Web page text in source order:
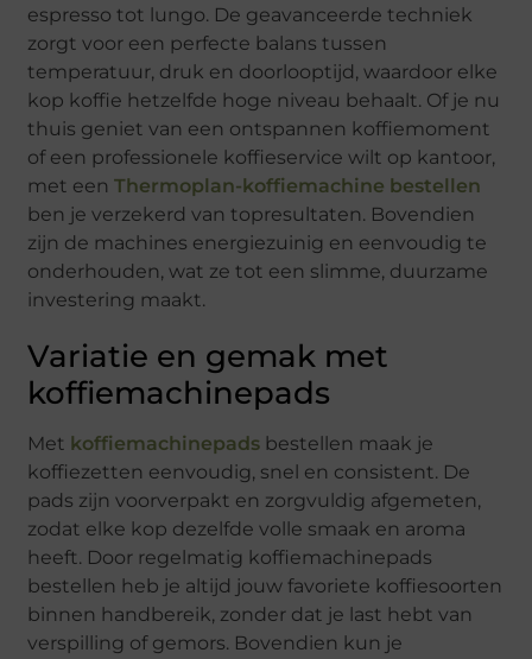
espresso tot lungo. De geavanceerde techniek
zorgt voor een perfecte balans tussen
temperatuur, druk en doorlooptijd, waardoor elke
kop koffie hetzelfde hoge niveau behaalt. Of je nu
thuis geniet van een ontspannen koffiemoment
of een professionele koffieservice wilt op kantoor,
met eenThermoplan-koffiemachine bestellen
ben je verzekerd van topresultaten. Bovendien
zijn de machines energiezuinig en eenvoudig te
onderhouden, wat ze tot een slimme, duurzame
investering maakt.
Variatie en gemak met
koffiemachinepads
Met koffiemachinepads bestellen maak je
koffiezetten eenvoudig, snel en consistent. De
pads zijn voorverpakt en zorgvuldig afgemeten,
zodat elke kop dezelfde volle smaak en aroma
heeft. Door regelmatig koffiemachinepads
bestellen heb je altijd jouw favoriete koffiesoorten
binnen handbereik, zonder dat je last hebt van
verspilling of gemors. Bovendien kun je